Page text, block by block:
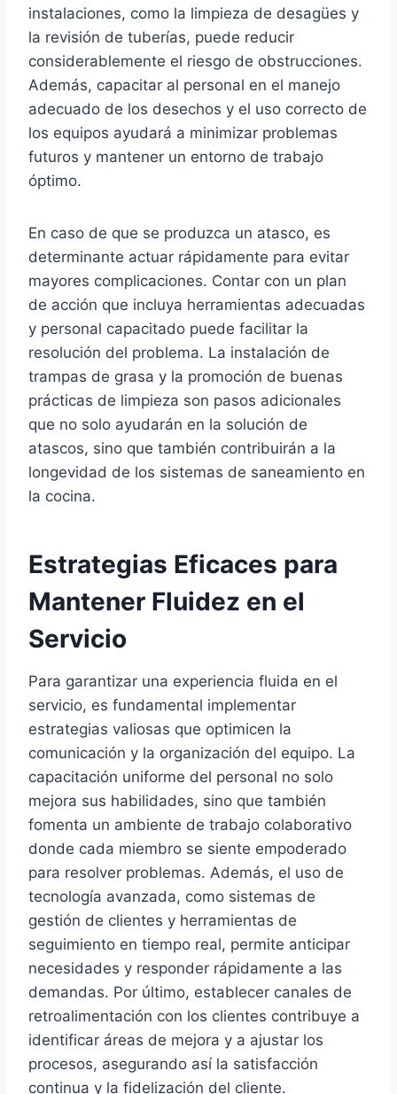
instalaciones, como la limpieza de desagües y
la revisión de tuberías, puede reducir
considerablemente el riesgo de obstrucciones.
Además, capacitar al personal en el manejo
adecuado de los desechos y el uso correcto de
los equipos ayudará a minimizar problemas
futuros y mantener un entorno de trabajo
óptimo.
En caso de que se produzca un atasco, es
determinante actuar rápidamente para evitar
mayores complicaciones. Contar con un plan
de acción que incluya herramientas adecuadas
y personal capacitado puede facilitar la
resolución del problema. La instalación de
trampas de grasa y la promoción de buenas
prácticas de limpieza son pasos adicionales
que no solo ayudarán en la solución de
atascos, sino que también contribuirán a la
longevidad de los sistemas de saneamiento en
la cocina.
Estrategias Eficaces para
Mantener Fluidez en el
Servicio
Para garantizar una experiencia fluida en el
servicio, es fundamental implementar
estrategias valiosas que optimicen la
comunicación y la organización del equipo. La
capacitación uniforme del personal no solo
mejora sus habilidades, sino que también
fomenta un ambiente de trabajo colaborativo
donde cada miembro se siente empoderado
para resolver problemas. Además, el uso de
tecnología avanzada, como sistemas de
gestión de clientes y herramientas de
seguimiento en tiempo real, permite anticipar
necesidades y responder rápidamente a las
demandas. Por último, establecer canales de
retroalimentación con los clientes contribuye a
identificar áreas de mejora y a ajustar los
procesos, asegurando así la satisfacción
continua y la fidelización del cliente.